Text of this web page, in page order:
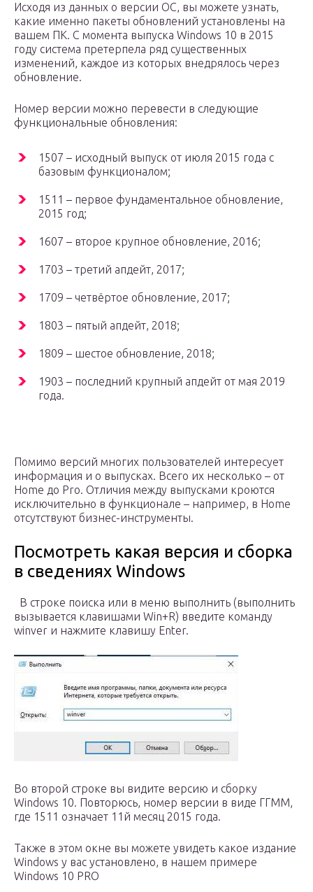
Исходя из данных о версии ОС, вы можете узнать,
какие именно пакеты обновлений установлены на
вашем ПК. С момента выпуска Windows 10 в 2015
году система претерпела ряд существенных
изменений, каждое из которых внедрялось через
обновление.
Номер версии можно перевести в следующие
функциональные обновления:
1507 – исходный выпуск от июля 2015 года с
базовым функционалом;
1511 – первое фундаментальное обновление,
2015 год;
1607 – второе крупное обновление, 2016;
1703 – третий апдейт, 2017;
1709 – четвёртое обновление, 2017;
1803 – пятый апдейт, 2018;
1809 – шестое обновление, 2018;
1903 – последний крупный апдейт от мая 2019
года.
Помимо версий многих пользователей интересует
информация и о выпусках. Всего их несколько – от
Home до Pro. Отличия между выпусками кроются
исключительно в функционале – например, в Home
отсутствуют бизнес-инструменты.
Посмотреть какая версия и сборка
в сведениях Windows
В строке поиска или в меню выполнить (выполнить
вызывается клавишами Win+R) введите команду
winver и нажмите клавишу Enter.
Во второй строке вы видите версию и сборку
Windows 10. Повторюсь, номер версии в виде ГГММ,
где 1511 означает 11й месяц 2015 года.
Также в этом окне вы можете увидеть какое издание
Windows у вас установлено, в нашем примере
Windows 10 PRO